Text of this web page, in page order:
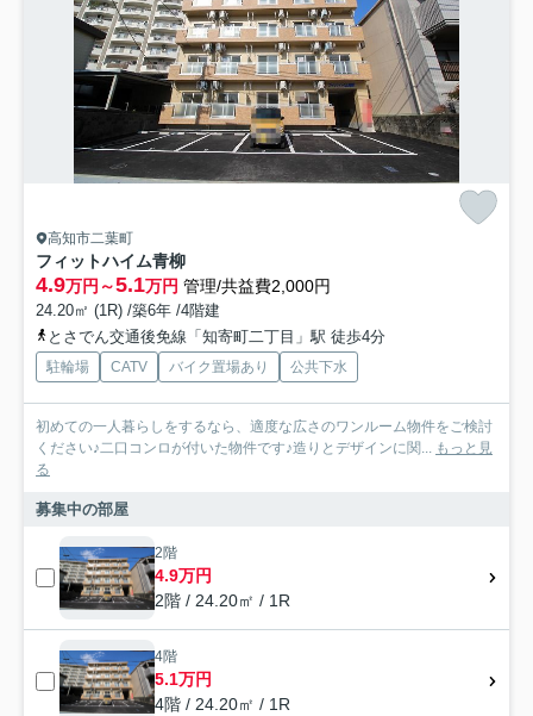
高知市二葉町
フィットハイム青柳
4.9万円～5.1万円 管理/共益費2,000円
24.20㎡ (1R) /築6年 /4階建
とさでん交通後免線「知寄町二丁目」駅 徒歩4分
駐輪場 CATV バイク置場あり 公共下水
初めての一人暮らしをするなら、適度な広さのワンルーム物件をご検討
ください♪二口コンロが付いた物件です♪造りとデザインに関... もっと見
る
募集中の部屋
2階
4.9万円
2階 / 24.20㎡ / 1R
4階
5.1万円
4階 / 24.20㎡ / 1R